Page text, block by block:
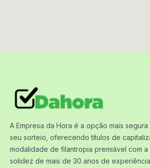
A Empresa da Hora é a opção mais
seu sorteio, oferecendo títulos de
modalidade de filantropia premiável com
solidez de mais de 30 anos de